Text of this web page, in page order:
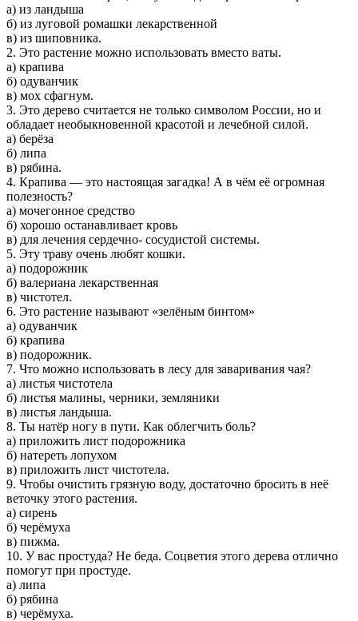
а) из ландыша
б) из луговой ромашки лекарственной
в) из шиповника.
2. Это растение можно использовать вместо ваты.
а) крапива
б) одуванчик
в) мох сфагнум.
3. Это дерево считается не только символом России, но и
обладает необыкновенной красотой и лечебной силой.
а) берёза
б) липа
в) рябина.
4. Крапива — это настоящая загадка! А в чём её огромная
полезность?
а) мочегонное средство
б) хорошо останавливает кровь
в) для лечения сердечно- сосудистой системы.
5. Эту траву очень любят кошки.
а) подорожник
б) валериана лекарственная
в) чистотел.
6. Это растение называют «зелёным бинтом»
а) одуванчик
б) крапива
в) подорожник.
7. Что можно использовать в лесу для заваривания чая?
а) листья чистотела
б) листья малины, черники, земляники
в) листья ландыша.
8. Ты натёр ногу в пути. Как облегчить боль?
а) приложить лист подорожника
б) натереть лопухом
в) приложить лист чистотела.
9. Чтобы очистить грязную воду, достаточно бросить в неё
веточку этого растения.
а) сирень
б) черёмуха
в) пижма.
10. У вас простуда? Не беда. Соцветия этого дерева отлично
помогут при простуде.
а) липа
б) рябина
в) черёмуха.